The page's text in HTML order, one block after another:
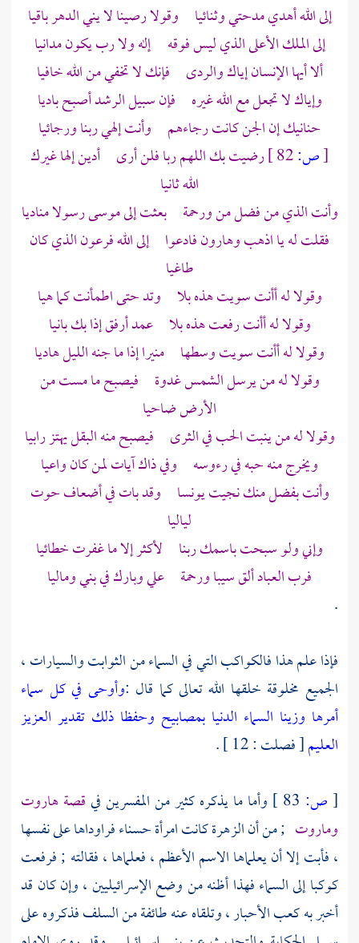
إلى الله أهدي مدحتي وثنائيا وقولا رصينا لا يني الدهر باقيا
إلى الملك الأعلى الذي ليس فوقه إله ولا رب يكون مدانيا
ألا أيها الإنسان إياك والردى فإنك لا تخفي من الله خافيا
وإياك لا تجعل مع الله غيره فإن سبيل الرشد أصبح باديا
حنانيك إن الجن كانت رجاءهم وأنت إلهي ربنا ورجائيا
[ص:
رضيت بك اللهم ربا فلن أرى أدين إلها غيرك
الله ثانيا
وأنت الذي من فضل من ورحمة بعثت إلى موسى رسولا مناديا
فقلت له يا اذهب وهارون فادعوا إلى الله فرعون الذي كان
طاغيا
وقولا له أأنت سويت هذه بلا وتد حتى اطمأنت كما هيا
وقولا له أأنت رفعت هذه بلا عمد أرفق إذا بك بانيا
وقولا له أأنت سويت وسطها منيرا إذا ما جنه الليل هاديا
وقولا له من يرسل الشمس غدوة فيصبح ما مست من
الأرض ضاحيا
وقولا له من ينبت الحب في الثرى فيصبح منه البقل يهتز رابيا
ويخرج منه حبه في رءوسه وفي ذاك آيات لمن كان واعيا
وأنت بفضل منك نجيت يونسا وقد بات في أضعاف حوت
لياليا
وإني ولو سبحت باسمك ربنا لأكثر إلا ما غفرت خطائيا
فرب العباد ألق سيبا ورحمة علي وبارك في بني وماليا
.
فإذا علم هذا فالكواكب التي في السماء من الثوابت والسيارات ،
الجميع مخلوقة خلقها الله تعالى كما قال :وأوحى في كل سماء
أمرها وزينا السماء الدنيا بمصابيح وحفظا ذلك تقدير العزيز
العليم[ فصلت : 12 ] .
[ص: وأما ما يذكره كثير من المفسرين فيقصةهاروت
وماروت ; من أن الزهرة كانت امرأة حسناء فراوداها على نفسها
، فأبت إلا أن يعلماها الاسم الأعظم ، فعلماها ، فقالته ; فرفعت
كوكبا إلى السماء فهذا أظنه من وضعالإسرائيليين، وإن كان قد
أخبر بهكعب الأحبار، وتلقاه عنه طائفة من السلف فذكروه على